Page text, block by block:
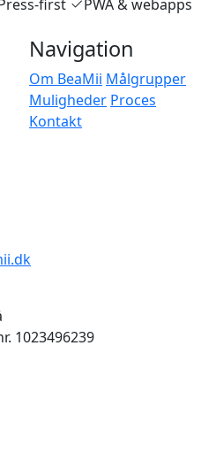
first PWA & webapps
Navigation
Om BeaMii Målgrupper
Muligheder Proces
Kontakt
1023496239